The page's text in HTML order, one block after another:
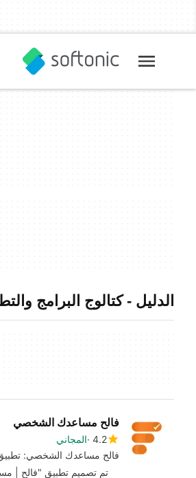
الدليل - كتالوج البرامج
فالح مساعدك الشخصي
4.2 المجاني
فالح مساعدك الشخصي:
تم تصميم تطبيق "فالح |